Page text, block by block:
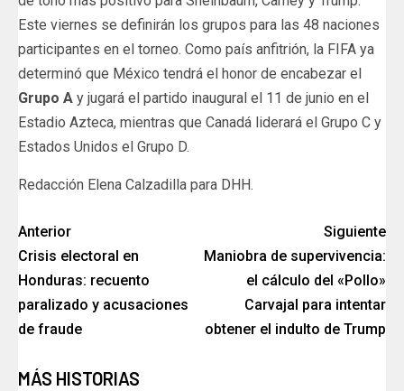
Este viernes se definirán los grupos para las 48 naciones
participantes en el torneo. Como país anfitrión, la FIFA ya
determinó que México tendrá el honor de encabezar el
Grupo A y jugará el partido inaugural el 11 de junio en el
Estadio Azteca, mientras que Canadá liderará el Grupo C y
Estados Unidos el Grupo D.
Redacción Elena Calzadilla para DHH.
Anterior
Crisis electoral en
Honduras: recuento
paralizado y acusaciones
de fraude
Siguiente
Maniobra de supervivencia:
el cálculo del «Pollo»
Carvajal para intentar
obtener el indulto de Trump
MÁS HISTORIAS